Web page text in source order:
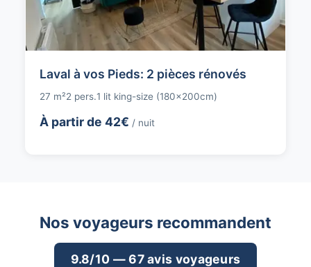
Laval à vos Pieds: 2 pièces rénovés
27 m²2 pers.1 lit king-size (180x200cm)
À partir de 42€ / nuit
Nos voyageurs recommandent
9.8/10 — 67 avis voyageurs